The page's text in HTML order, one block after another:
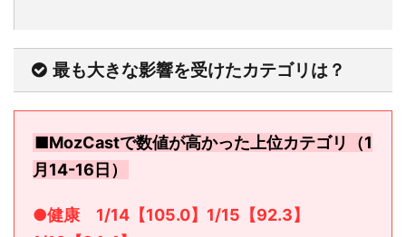
最も大きな影響を受けたカテゴリは？
■MozCastで数値が高かった上位カテゴリ（1
月14-16日）
●健康 1/14【105.0】1/15【92.3】